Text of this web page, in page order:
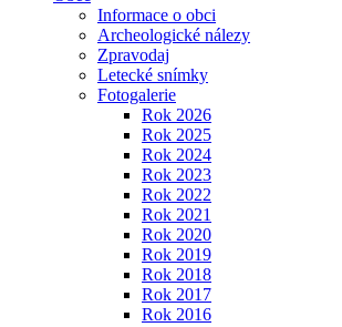
Informace o obci
Archeologické nálezy
Zpravodaj
Letecké snímky
Fotogalerie
Rok 2026
Rok 2025
Rok 2024
Rok 2023
Rok 2022
Rok 2021
Rok 2020
Rok 2019
Rok 2018
Rok 2017
Rok 2016